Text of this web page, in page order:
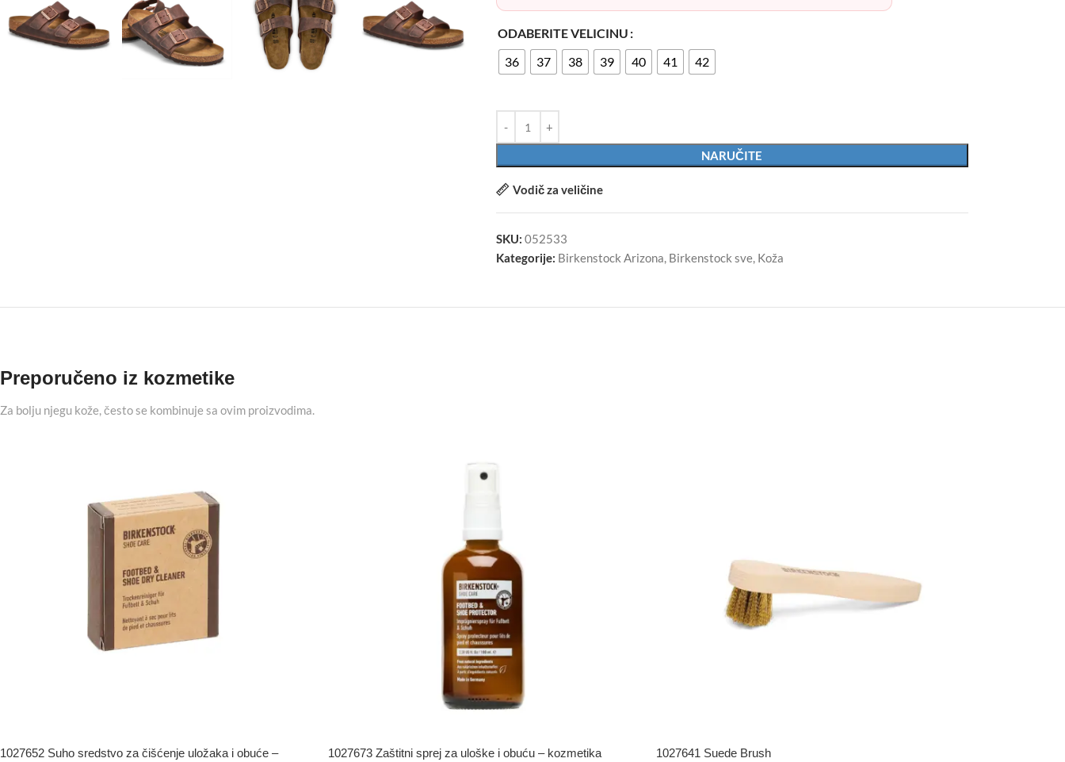
ODABERITE VELICINU
36
37 38 39 40 41 42
NARUČITE
Vodič za veličine
SKU: 052533
Kategorije: Birkenstock Arizona, Birkenstock sve, Koža
Preporučeno iz kozmetike
Za bolju njegu kože, često se kombinuje sa ovim proizvodima.
1027652 Suho sredstvo za čišćenje uložaka i obuće –
1027673 Zaštitni sprej za uloške i obuću – kozmetika 1027641 Suede Brush